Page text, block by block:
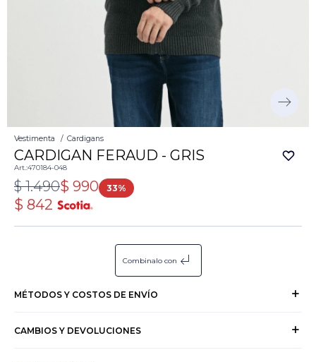
Vestimenta Cardigans
CARDIGAN FERAUD - GRIS
470184-048
$ 990
$ 1.490 33
$ 842
Combinalo con subdirectory_arrow_left
MÉTODOS Y COSTOS DE ENVÍO
CAMBIOS Y DEVOLUCIONES